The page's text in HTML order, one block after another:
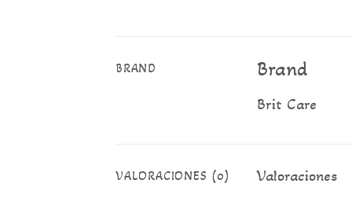
BRAND Brand
Brit Care
VALORACIONES (0) Valoraciones